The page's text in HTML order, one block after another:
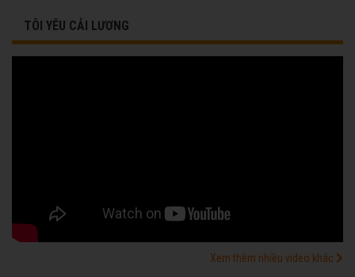
TÔI YÊU CẢI LƯƠNG
Xem thêm nhiều video khác